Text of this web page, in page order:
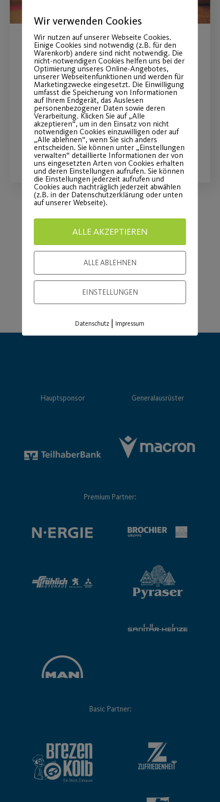
Yoga als
Gesundheitstraining
Ab 23.02. exklusiv für unsere Yoga
Mitglieder und weitere Yoga-
Interessierte
WEITERLESEN
Hauptsponsor Generalausrüster
Premium Partner:
Basic Partner:
Wir verwenden Cookies
Wir nutzen auf unserer Webseite Cookies.
Einige Cookies sind notwendig (z.B. für den
Warenkorb) andere sind nicht notwendig. Die
nicht-notwendigen Cookies helfen uns bei der
Optimierung unseres Online-Angebotes,
unserer Webseitenfunktionen und werden für
Marketingzwecke eingesetzt. Die Einwilligung
umfasst die Speicherung von Informationen
auf Ihrem Endgerät, das Auslesen
personenbezogener Daten sowie deren
Verarbeitung. Klicken Sie auf „Alle
akzeptieren“, um in den Einsatz von nicht
notwendigen Cookies einzuwilligen oder auf
„Alle ablehnen“, wenn Sie sich anders
entscheiden. Sie können unter „Einstellungen
verwalten“ detaillierte Informationen der von
uns eingesetzten Arten von Cookies erhalten
und deren Einstellungen aufrufen. Sie können
die Einstellungen jederzeit aufrufen und
Cookies auch nachträglich jederzeit abwählen
(z.B. in der Datenschutzerklärung oder unten
auf unserer Webseite).
ALLE AKZEPTIEREN
ALLE ABLEHNEN
EINSTELLUNGEN
Datenschutz |Impressum